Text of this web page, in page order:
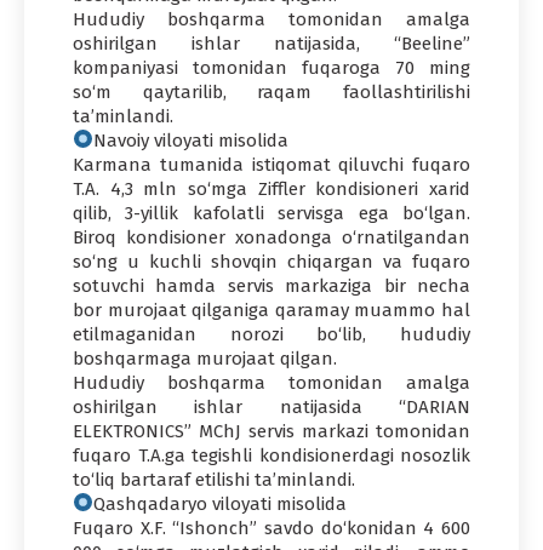
Hududiy boshqarma tomonidan amalga
oshirilgan ishlar natijasida, “Beeline”
kompaniyasi tomonidan fuqaroga 70 ming
so‘m qaytarilib, raqam faollashtirilishi
ta’minlandi.
Navoiy viloyati misolida
Karmana tumanida istiqomat qiluvchi fuqaro
T.A. 4,3 mln so‘mga Ziffler kondisioneri xarid
qilib, 3-yillik kafolatli servisga ega bo‘lgan.
Biroq kondisioner xonadonga o‘rnatilgandan
so‘ng u kuchli shovqin chiqargan va fuqaro
sotuvchi hamda servis markaziga bir necha
bor murojaat qilganiga qaramay muammo hal
etilmaganidan norozi bo‘lib, hududiy
boshqarmaga murojaat qilgan.
Hududiy boshqarma tomonidan amalga
oshirilgan ishlar natijasida “DARIAN
ELEKTRONICS” MChJ servis markazi tomonidan
fuqaro T.A.ga tegishli kondisionerdagi nosozlik
to‘liq bartaraf etilishi ta’minlandi.
Qashqadaryo viloyati misolida
Fuqaro X.F. “Ishonch” savdo do‘konidan 4 600